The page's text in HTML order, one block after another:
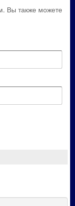
Вы также можете